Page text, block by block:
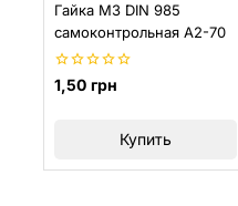
Гайка M3 DIN 985
самоконтрольная A2-70
0
из
1,50 грн
Купить